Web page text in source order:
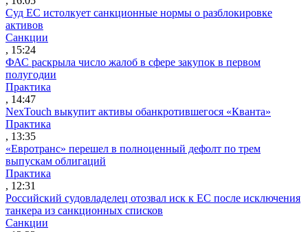
Суд ЕС истолкует санкционные нормы о разблокировке
активов
Санкции
, 15:24
ФАС раскрыла число жалоб в сфере закупок в первом
полугодии
Практика
, 14:47
NexTouch выкупит активы обанкротившегося «Кванта»
Практика
, 13:35
«Евротранс» перешел в полноценный дефолт по трем
выпускам облигаций
Практика
, 12:31
Российский судовладелец отозвал иск к ЕС после исключения
танкера из санкционных списков
Санкции